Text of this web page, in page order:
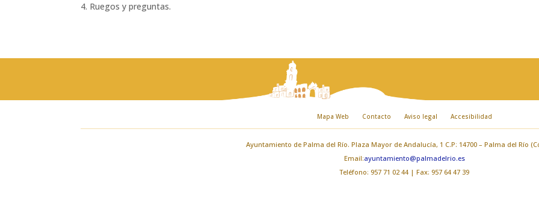
4. Ruegos y preguntas.
Mapa Web Contacto Aviso legal Accesibilidad
Ayuntamiento de Palma del Río. Plaza Mayor de Andalucía, 1 C.P: 14700 – Palma del Río
Email:ayuntamiento@palmadelrio.es
Teléfono: 957 71 02 44 | Fax: 957 64 47 39